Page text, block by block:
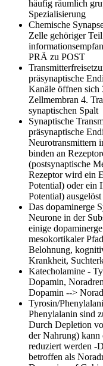
häufig räumlich
Spezialisierung
Chemische
Zelle gehöriger
PRÄ zu POST
präsynaptische
Kanäle öffnen sich
Zellmembran 4.
synaptischen Spalt
Synaptische
präsynaptische
Neurotransmittern
binden an
(postsynaptische
Rezeptor wird ein
Potential) oder ein
Potential) ausgelöst
Das dopaminerge
Neurone in der
einige
mesokortikaler
Belohnung,
Krankheit,
Katecholamine -
Dopamin,
Dopamin -->
Tyrosin/
Phenylalanin sind
Durch Depletion
der Nahrung) kann
reduziert werden -
betroffen als